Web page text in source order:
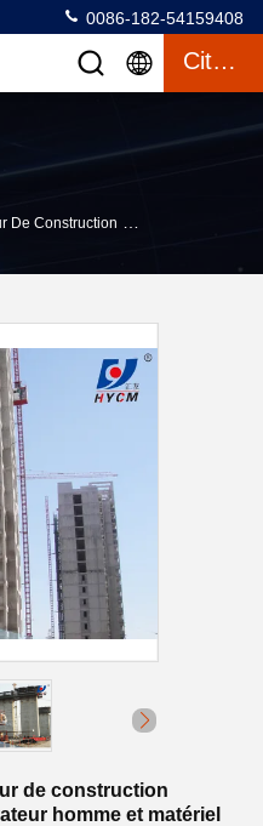
0086-182-54159408
Citation
De Construction >
de construction
homme et matériel